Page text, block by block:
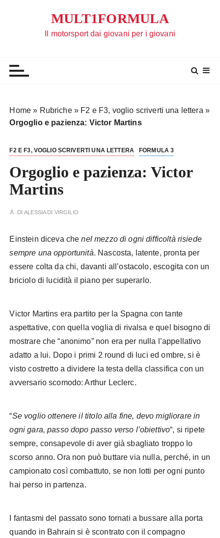
MULT1FORMULA
Il motorsport dai giovani per i giovani
Home » Rubriche» F2 e F3, voglio scriverti una lettera »
Orgoglio e pazienza: Victor Martins
F2 E F3, VOGLIO SCRIVERTI UNA LETTERA FORMULA 3
Orgoglio e pazienza: Victor
Martins
DIALESSIA DI VIRGILIO
Einstein diceva chenel mezzo di ogni difficoltà risiede
sempre una opportunità. Nascosta, latente, pronta per
essere colta da chi, davanti all’ostacolo, escogita con un
briciolo di lucidità il piano per superarlo.
Victor Martins era partito per la Spagna con tante
aspettative, con quella voglia di rivalsa e quel bisogno di
mostrare che “anonimo” non era per nulla l’appellativo
adatto a lui. Dopo i primi 2 round di luci ed ombre, si è
visto costretto a dividere la testa della classifica con un
avversario scomodo: Arthur Leclerc.
“Se voglio ottenere il titolo alla fine, devo migliorare in
ogni gara, passo dopo passo verso l’obiettivo“, si ripete
sempre, consapevole di aver già sbagliato troppo lo
scorso anno. Ora non può buttare via nulla, perché, in un
campionato così combattuto, se non lotti per ogni punto
hai perso in partenza.
I fantasmi del passato sono tornati a bussare alla porta
quando in Bahrain si è scontrato con il compagno